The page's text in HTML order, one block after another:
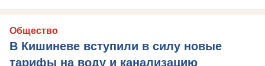
Общество
В Кишиневе вступили в силу новые
тарифы на воду и канализацию